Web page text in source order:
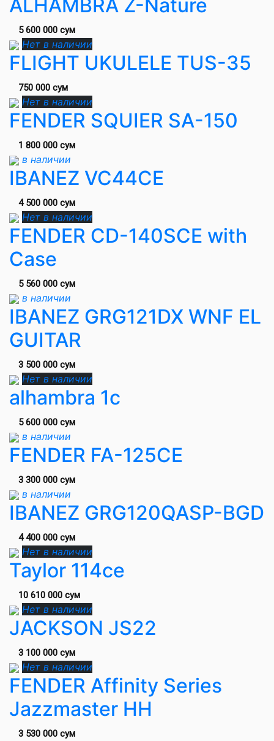
ALHAMBRA Z-Nature
5 600 000 сум
Нет в наличии
FLIGHT UKULELE TUS-35
750 000 сум
Нет в наличии
FENDER SQUIER SA-150
1 800 000 сум
в наличии
IBANEZ VC44CE
4 500 000 сум
Нет в наличии
FENDER CD-140SCE with
Case
5 560 000 сум
в наличии
IBANEZ GRG121DX WNF EL
GUITAR
3 500 000 сум
Нет в наличии
alhambra 1c
5 600 000 сум
в наличии
FENDER FA-125CE
3 300 000 сум
в наличии
IBANEZ GRG120QASP-BGD
4 400 000 сум
Нет в наличии
Taylor 114ce
10 610 000 сум
Нет в наличии
JACKSON JS22
3 100 000 сум
Нет в наличии
FENDER Affinity Series
Jazzmaster HH
3 530 000 сум